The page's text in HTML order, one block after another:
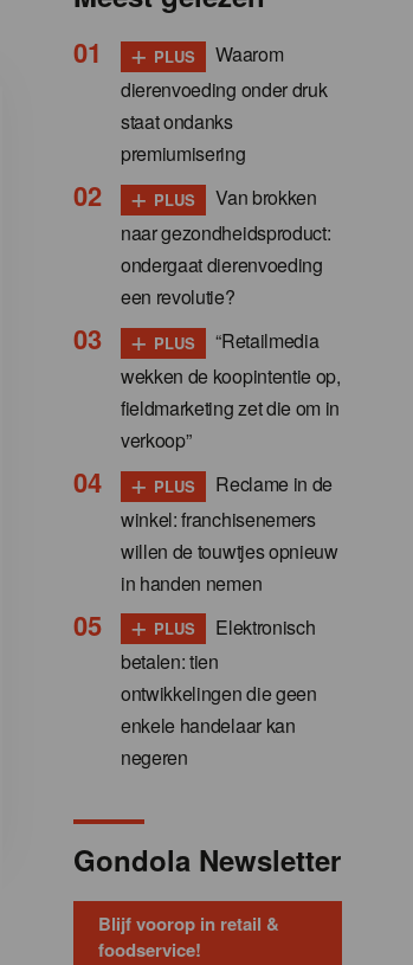
+ PLUS
Waarom
dierenvoeding onder druk
staat ondanks
premiumisering
+ PLUS
Van brokken
naar gezondheidsproduct:
ondergaat dierenvoeding
een revolutie?
+ PLUS
“Retailmedia
wekken de koopintentie op,
fieldmarketing zet die om in
verkoop”
+ PLUS
Reclame in de
winkel: franchisenemers
willen de touwtjes opnieuw
in handen nemen
+ PLUS
Elektronisch
betalen: tien
ontwikkelingen die geen
enkele handelaar kan
negeren
Gondola Newsletter
Blijf voorop in retail &
foodservice!